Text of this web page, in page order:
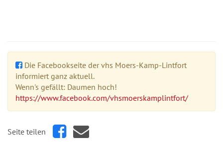
Die Facebookseite der vhs Moers-Kamp-Lintfort
informiert ganz aktuell.
Wenn's gefällt: Daumen hoch!
https://www.facebook.com/vhsmoerskamplintfort/
Seite teilen